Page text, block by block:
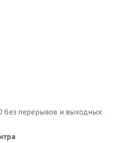
перерывов и выходных